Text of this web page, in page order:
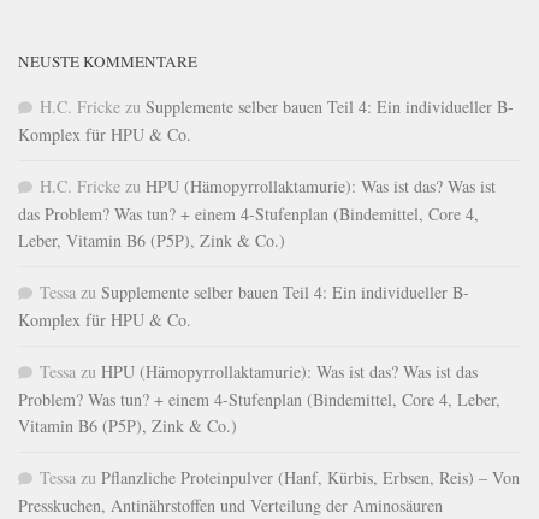
NEUSTE KOMMENTARE
H.C. Fricke zu Supplemente selber bauen Teil 4: Ein individueller B-
Komplex für HPU & Co.
H.C. Fricke zu HPU (Hämopyrrollaktamurie): Was ist das? Was ist
das Problem? Was tun? + einem 4-Stufenplan (Bindemittel, Core 4,
Leber, Vitamin B6 (P5P), Zink & Co.)
Tessa zu Supplemente selber bauen Teil 4: Ein individueller B-
Komplex für HPU & Co.
Tessa zu HPU (Hämopyrrollaktamurie): Was ist das? Was ist das
Problem? Was tun? + einem 4-Stufenplan (Bindemittel, Core 4, Leber,
Vitamin B6 (P5P), Zink & Co.)
Tessa zu Pflanzliche Proteinpulver (Hanf, Kürbis, Erbsen, Reis) – Von
Presskuchen, Antinährstoffen und Verteilung der Aminosäuren